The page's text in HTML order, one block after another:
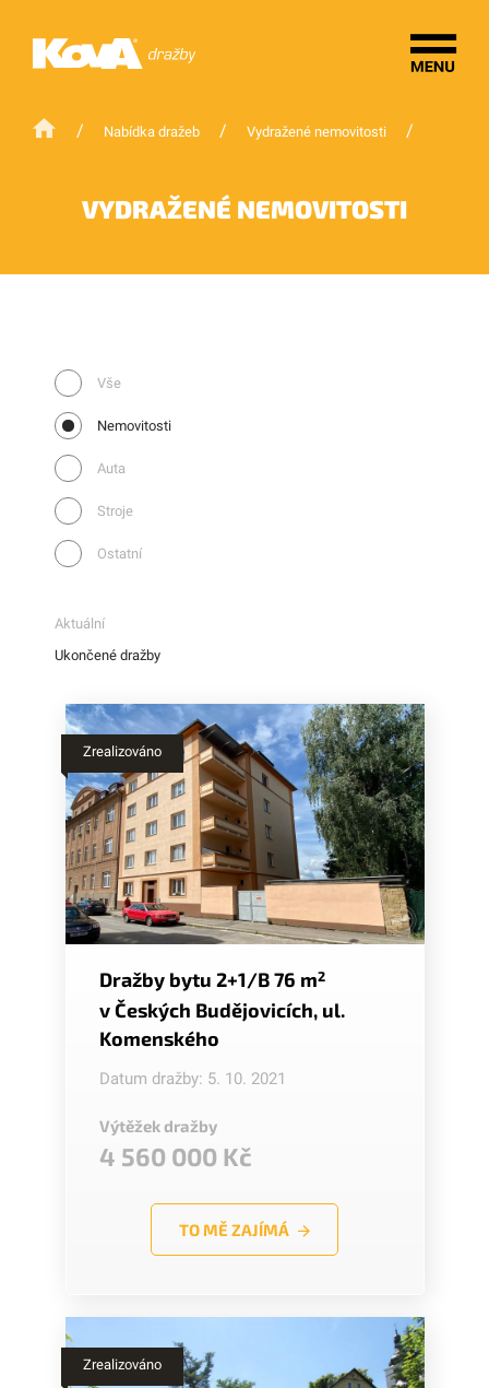
/ Nabídka dražeb / Vydražené nemovitosti /
VYDRAŽENÉ NEMOVITOSTI
Vše
Nemovitosti
Auta
Stroje
Ostatní
Aktuální
Ukončené dražby
Zrealizováno
Dražby bytu 2+1/B 76 m2
v Českých Budějovicích, ul.
Komenského
Datum dražby: 5. 10. 2021
Výtěžek dražby
4 560 000 Kč
TO MĚ ZAJÍMÁ
Zrealizováno